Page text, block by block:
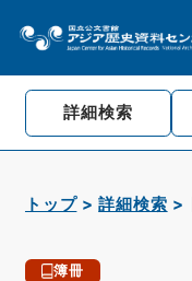
詳細検索
トップ 詳細検索
簿冊